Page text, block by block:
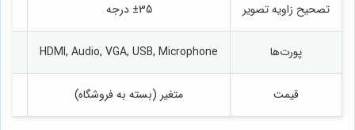
تصحیح زاویه تصویر ±35 درجه
پورت‌ها HDMI, Audio, VGA, USB, Microphone
قیمت متغیر (بسته به فروشگاه)